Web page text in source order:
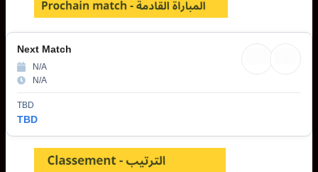
Next Match
N/A
N/A
TBD
TBD